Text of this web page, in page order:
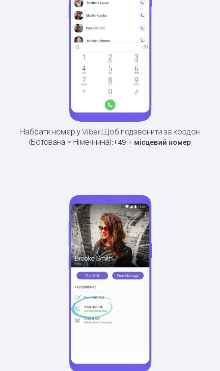
Набрати номер у Viber.Щоб подзвонити за кордон
(Ботсвана > Німеччина):+49 + місцевий номер